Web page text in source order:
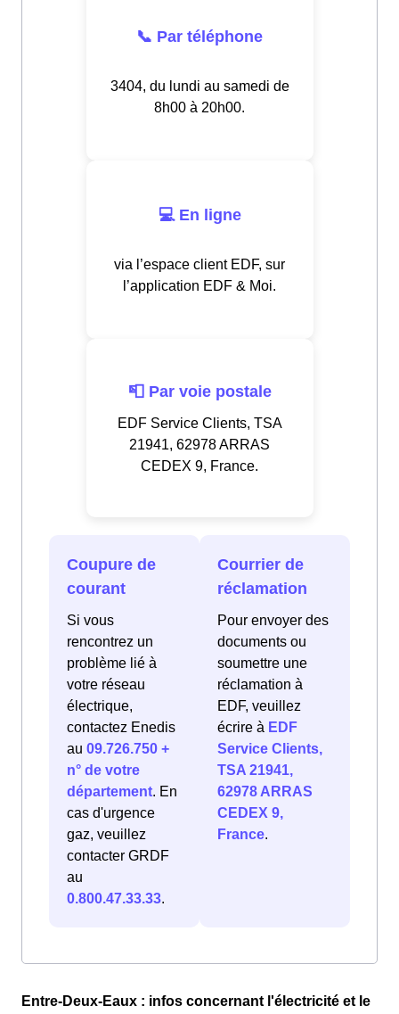
📞 Par téléphone
3404, du lundi au samedi de
8h00 à 20h00.
💻 En ligne
via l’espace client EDF, sur
l’application EDF & Moi.
📮 Par voie postale
EDF Service Clients, TSA
21941, 62978 ARRAS
CEDEX 9, France.
Coupure de
courant
Si vous
rencontrez un
problème lié à
votre réseau
électrique,
contactez Enedis
au 09.726.750 +
n° de votre
département. En
cas d'urgence
gaz, veuillez
contacter GRDF
au
0.800.47.33.33.
Courrier de
réclamation
Pour envoyer des
documents ou
soumettre une
réclamation à
EDF, veuillez
écrire à EDF
Service Clients,
TSA 21941,
62978 ARRAS
CEDEX 9,
France.
Entre-Deux-Eaux : infos concernant l'électricité et le